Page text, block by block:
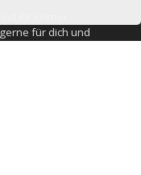
für dich und